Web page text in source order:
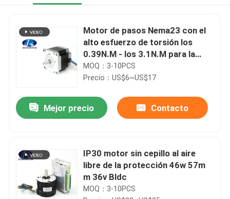
Motor de pasos Nema23 con el
alto esfuerzo de torsión los
0.39N.M - los 3.1N.M para la
impresora 3D
MOQ：3-10PCS
Precio：US$6~US$17
Mejor precio Contacto
IP30 motor sin cepillo al aire
libre de la protección 46w 57m
m 36v Bldc
MOQ：3-10PCS